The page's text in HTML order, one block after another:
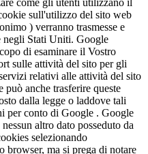
sull'utilizzo del sito web
) verranno trasmesse e
negli Stati Uniti. Google
di esaminare il Vostro
sulle attività del sito per gli
relativi alle attività del sito
anche trasferire queste
dalla legge o laddove tali
per conto di Google . Google
altro dato posseduto da
selezionando
browser, ma si prega di notare